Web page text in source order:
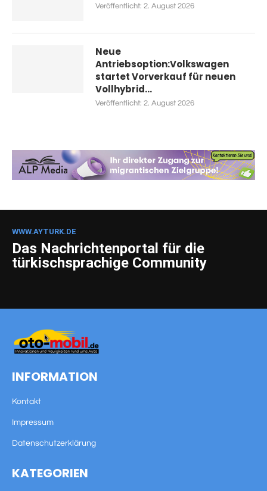
Veröffentlicht: 2. August 2026
Neue
Antriebsoption:Volkswagen
startet Vorverkauf für neuen
Vollhybrid...
Veröffentlicht: 2. August 2026
INFORMATION
Kontakt
Impressum
Datenschutzerklärung
KATEGORIEN
WWW.AYTURK.DE
Das Nachrichtenportal für die
türkischsprachige Community